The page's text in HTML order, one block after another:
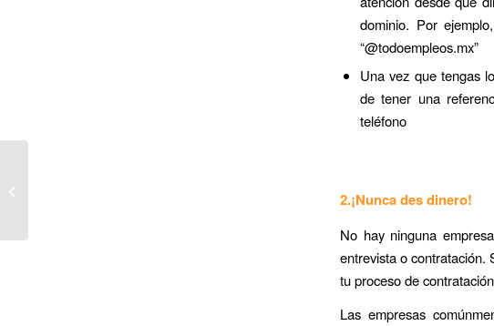
dominio. Por
“@todoempleos.mx”
Una vez que tengas
de tener una
teléfono
2.¡Nunca des dinero!
No hay ninguna
entrevista o contratación.
tu proceso de
Las empresas